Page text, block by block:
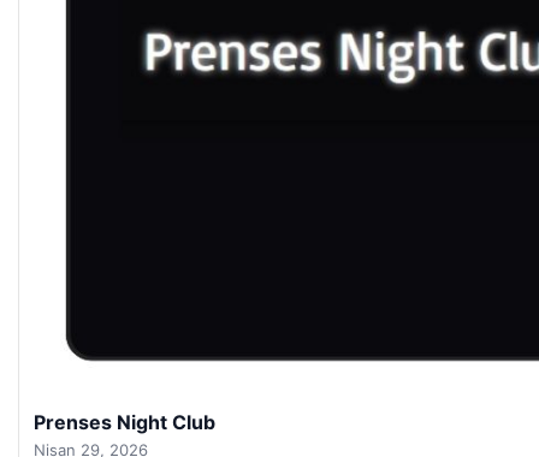
Prenses Night Club
Nisan 29, 2026